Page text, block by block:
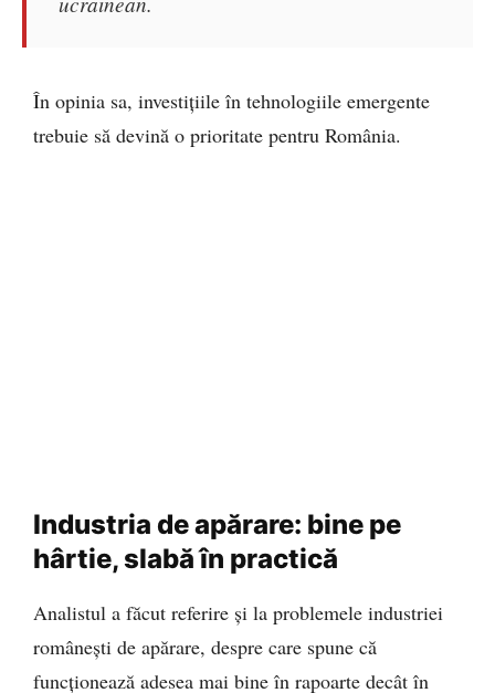
În opinia sa, investițiile în tehnologiile emergente
trebuie să devină o prioritate pentru România.
Industria de apărare: bine pe
hârtie, slabă în practică
Analistul a făcut referire și la problemele industriei
românești de apărare, despre care spune că
funcționează adesea mai bine în rapoarte decât în